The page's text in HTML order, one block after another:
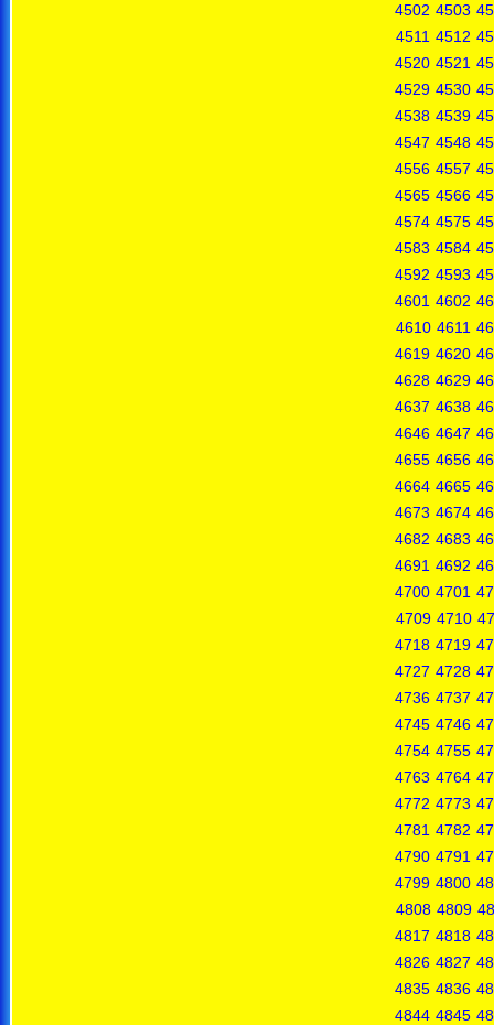
4502 4503
4511 4512
4520 4521
4529 4530
4538 4539
4547 4548
4556 4557
4565 4566
4574 4575
4583 4584
4592 4593
4601 4602
4610 4611
4619 4620
4628 4629
4637 4638
4646 4647
4655 4656
4664 4665
4673 4674
4682 4683
4691 4692
4700 4701
4709 4710
4718 4719
4727 4728
4736 4737
4745 4746
4754 4755
4763 4764
4772 4773
4781 4782
4790 4791
4799 4800
4808 4809
4817 4818
4826 4827
4835 4836
4844 4845